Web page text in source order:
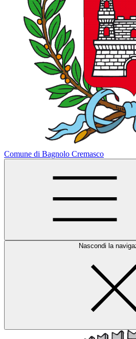
Comune di Bagnolo Cremasco
Nascondi la